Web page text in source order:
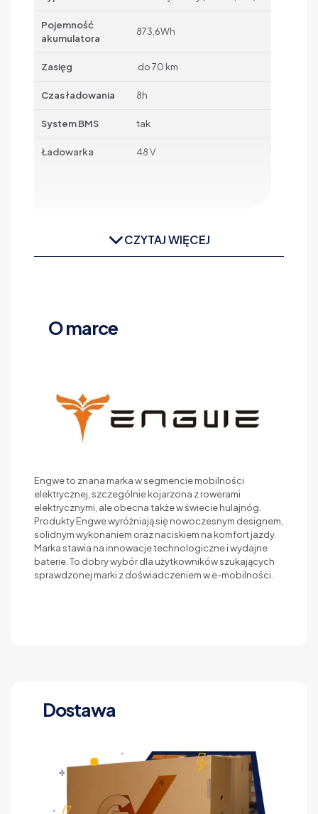
Pojemność
akumulatora
873,6Wh
Zasięg do 70 km
Czas ładowania 8h
System BMS tak
Ładowarka 48 V
CZYTAJ WIĘCEJ
O marce
Engwe to znana marka w segmencie mobilności
elektrycznej, szczególnie kojarzona z rowerami
elektrycznymi, ale obecna także w świecie hulajnóg.
Produkty Engwe wyróżniają się nowoczesnym designem,
solidnym wykonaniem oraz naciskiem na komfort jazdy.
Marka stawia na innowacje technologiczne i wydajne
baterie. To dobry wybór dla użytkowników szukających
sprawdzonej marki z doświadczeniem w e-mobilności.
Dostawa